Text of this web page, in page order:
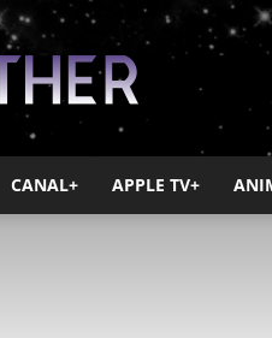
Ayther
CANAL+ APPLE TV+